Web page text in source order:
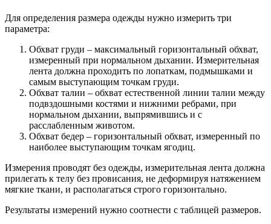
Для определения размера одежды нужно измерить три
параметра:
Обхват груди – максимальный горизонтальный обхват,
измеренный при нормальном дыхании. Измерительная
лента должна проходить по лопаткам, подмышками и
самым выступающим точкам груди.
Обхват талии – обхват естественной линии талии между
подвздошными костями и нижними ребрами, при
нормальном дыхании, выпрямившись и с
расслабленным животом.
Обхват бедер – горизонтальный обхват, измеренный по
наиболее выступающим точкам ягодиц.
Измерения проводят без одежды, измерительная лента должна
прилегать к телу без провисания, не деформируя натяжением
мягкие ткани, и располагаться строго горизонтально.
Результаты измерений нужно соотнести с таблицей размеров.